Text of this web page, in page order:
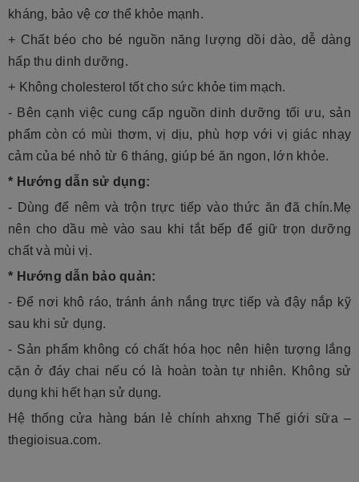
kháng, bảo vệ cơ thể khỏe mạnh.
+ Chất béo cho bé nguồn năng lượng dồi dào, dễ dàng
hấp thu dinh dưỡng.
+ Không cholesterol tốt cho sức khỏe tim mạch.
- Bên cạnh việc cung cấp nguồn dinh dưỡng tối ưu, sản
phẩm còn có mùi thơm, vị dịu, phù hợp với vị giác nhạy
cảm của bé nhỏ từ 6 tháng, giúp bé ăn ngon, lớn khỏe.
* Hướng dẫn sử dụng:
- Dùng để nêm và trộn trực tiếp vào thức ăn đã chín.Mẹ
nên cho dầu mè vào sau khi tắt bếp để giữ trọn dưỡng
chất và mùi vị.
* Hướng dẫn bảo quản:
- Để nơi khô ráo, tránh ánh nắng trực tiếp và đậy nắp kỹ
sau khi sử dụng.
- Sản phẩm không có chất hóa học nên hiện tượng lắng
cặn ở đáy chai nếu có là hoàn toàn tự nhiên. Không sử
dụng khi hết hạn sử dụng.
Hệ thống cửa hàng bán lẻ chính ahxng Thế giới sữa –
thegioisua.com.